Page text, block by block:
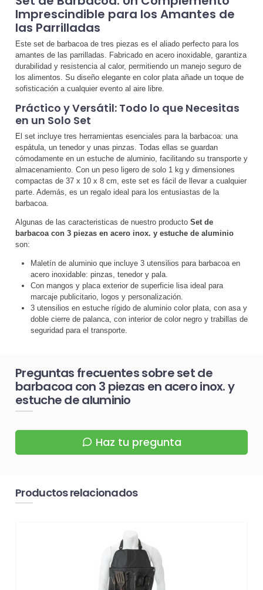
Imprescindible para los Amantes de
las Parrilladas
Este set de barbacoa de tres piezas es el aliado perfecto para los
amantes de las parrilladas. Fabricado en acero inoxidable, garantiza
durabilidad y resistencia al calor, permitiendo un manejo seguro de
los alimentos. Su diseño elegante en color plata añade un toque de
sofisticación a cualquier evento al aire libre.
Práctico y Versátil: Todo lo que Necesitas
en un Solo Set
El set incluye tres herramientas esenciales para la barbacoa: una
espátula, un tenedor y unas pinzas. Todas ellas se guardan
cómodamente en un estuche de aluminio, facilitando su transporte y
almacenamiento. Con un peso ligero de solo 1 kg y dimensiones
compactas de 37 x 10 x 8 cm, este set es fácil de llevar a cualquier
parte. Además, es un regalo ideal para los entusiastas de la
barbacoa.
Algunas de las caracteristicas de nuestro producto Set de
barbacoa con 3 piezas en acero inox. y estuche de aluminio
son:
Maletín de aluminio que incluye 3 utensilios para barbacoa en
acero inoxidable: pinzas, tenedor y pala.
Con mangos y placa exterior de superficie lisa ideal para
marcaje publicitario, logos y personalización.
3 utensilios en estuche rígido de aluminio color plata, con asa y
doble cierre de palanca, con interior de color negro y trabillas de
seguridad para el transporte.
Preguntas frecuentes sobre set de
barbacoa con 3 piezas en acero inox. y
estuche de aluminio
Haz tu pregunta
Productos relacionados